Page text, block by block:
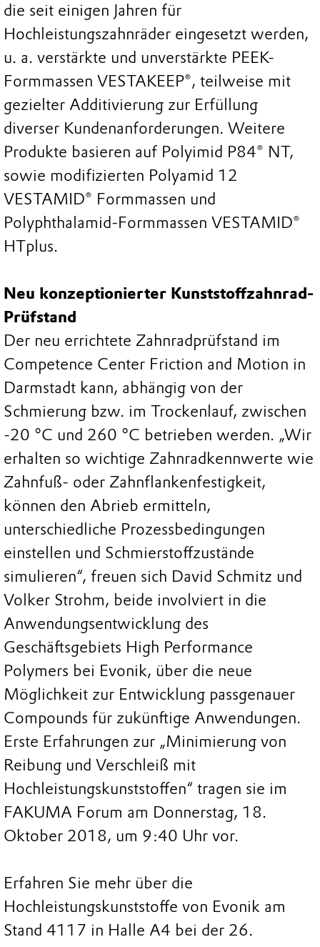
die seit einigen Jahren für
Hochleistungszahnräder eingesetzt werden,
u. a. verstärkte und unverstärkte PEEK-
Formmassen VESTAKEEP®, teilweise mit
gezielter Additivierung zur Erfüllung
diverser Kundenanforderungen. Weitere
Produkte basieren auf Polyimid P84® NT,
sowie modifizierten Polyamid 12
VESTAMID® Formmassen und
Polyphthalamid-Formmassen VESTAMID®
HTplus.
Neu konzeptionierter Kunststoffzahnrad-
Prüfstand
Der neu errichtete Zahnradprüfstand im
Competence Center Friction and Motion in
Darmstadt kann, abhängig von der
Schmierung bzw. im Trockenlauf, zwischen
-20 °C und 260 °C betrieben werden. „Wir
erhalten so wichtige Zahnradkennwerte wie
Zahnfuß- oder Zahnflankenfestigkeit,
können den Abrieb ermitteln,
unterschiedliche Prozessbedingungen
einstellen und Schmierstoffzustände
simulieren“, freuen sich David Schmitz und
Volker Strohm, beide involviert in die
Anwendungsentwicklung des
Geschäftsgebiets High Performance
Polymers bei Evonik, über die neue
Möglichkeit zur Entwicklung passgenauer
Compounds für zukünftige Anwendungen.
Erste Erfahrungen zur „Minimierung von
Reibung und Verschleiß mit
Hochleistungskunststoffen“ tragen sie im
FAKUMA Forum am Donnerstag, 18.
Oktober 2018, um 9:40 Uhr vor.
Erfahren Sie mehr über die
Hochleistungskunststoffe von Evonik am
Stand 4117 in Halle A4 bei der 26.